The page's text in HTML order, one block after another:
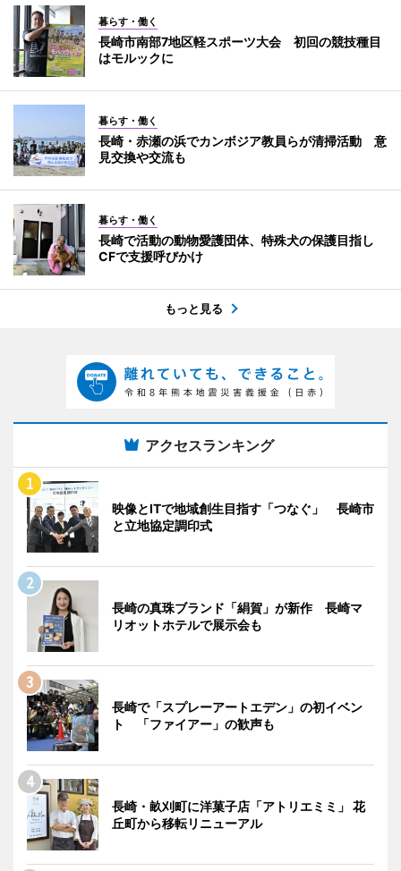
暮らす・働く
長崎市南部7地区軽スポーツ大会 初回の競技種目
はモルックに
暮らす・働く
長崎・赤瀬の浜でカンボジア教員らが清掃活動 意
見交換や交流も
暮らす・働く
長崎で活動の動物愛護団体、特殊犬の保護目指し
CFで支援呼びかけ
もっと見る
アクセスランキング
映像とITで地域創生目指す「つなぐ」 長崎市
と立地協定調印式
長崎の真珠ブランド「絹賀」が新作 長崎マ
リオットホテルで展示会も
長崎で「スプレーアートエデン」の初イベン
ト 「ファイアー」の歓声も
長崎・畝刈町に洋菓子店「アトリエミミ」 花
丘町から移転リニューアル